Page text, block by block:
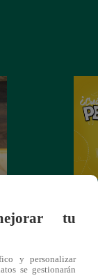
tu
y personalizar
se gestionarán